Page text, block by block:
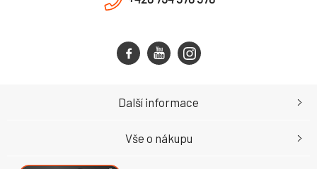
Další informace
Vše o nákupu